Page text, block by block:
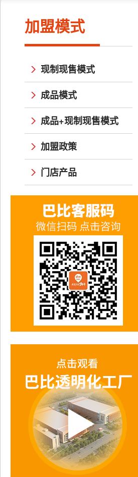
加盟模式
现制现售模式
成品模式
成品+现制现售模式
加盟政策
门店产品